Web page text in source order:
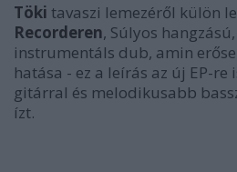
Töki tavaszi lemezéről külön
Recorderen, Súlyos
instrumentáls dub, amin
hatása - ez a leírás az új EP-re
gitárral és melodikusabb
ízt.